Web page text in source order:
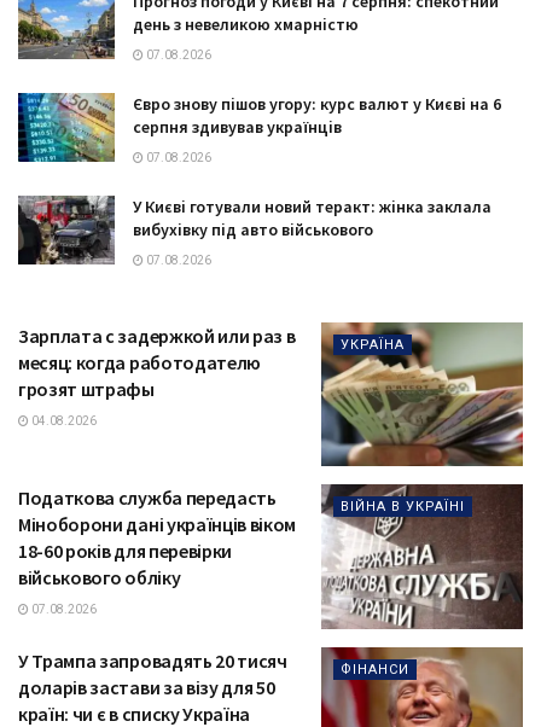
день з невеликою хмарністю
07.08.2026
Євро знову пішов угору: курс валют у Києві на 6
серпня здивував українців
07.08.2026
У Києві готували новий теракт: жінка заклала
вибухівку під авто військового
07.08.2026
УКРАЇНА
Зарплата с задержкой или раз в
месяц: когда работодателю
грозят штрафы
04.08.2026
ВІЙНА В УКРАЇНІ
Податкова служба передасть
Міноборони дані українців віком
18-60 років для перевірки
військового обліку
07.08.2026
ФІНАНСИ
У Трампа запровадять 20 тисяч
доларів застави за візу для 50
країн: чи є в списку Україна